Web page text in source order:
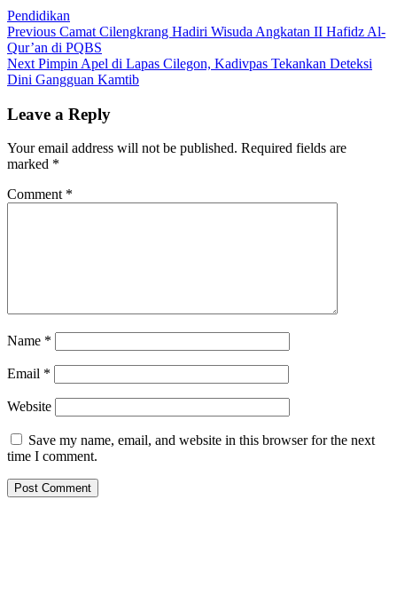
Pendidikan
Post
navigation
Previous Previous
post:
Camat Cilengkrang Hadiri Wisuda Angkatan II Hafidz Al-
Qur’an di PQBS
Next Next
post:
Pimpin Apel di Lapas Cilegon, Kadivpas Tekankan Deteksi
Dini Gangguan Kamtib
Leave a Reply
Your email address will not be published. Required fields are
marked *
Comment *
Name *
Email *
Website
Save my name, email, and website in this browser for the next
time I comment.